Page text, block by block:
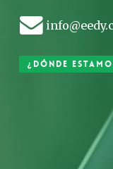
¿Dónde